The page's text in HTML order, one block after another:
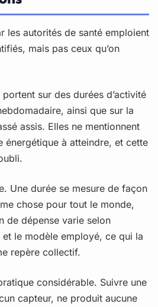
les autorités de santé emploient
mais pas ceux qu’on
sur des durées d’activité
ainsi que sur la
assis. Elles ne mentionnent
énergétique à atteindre, et cette
Une durée se mesure de façon
chose pour tout le monde,
de dépense varie selon
et le modèle employé, ce qui la
repère collectif.
considérable. Suivre une
capteur, ne produit aucune